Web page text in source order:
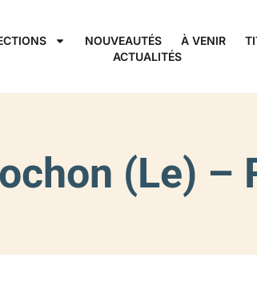
NOUVEAUTÉS À VENIR
ACTUALITÉS
(Le) –